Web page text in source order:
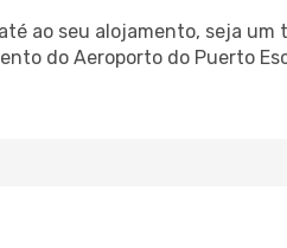
ao seu alojamento, seja
do Aeroporto do Puerto